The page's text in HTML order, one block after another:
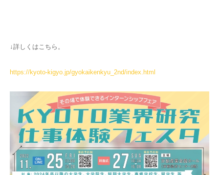
↓詳しくはこちら。
https://kyoto-kigyo.jp/gyokaikenkyu_2nd/index.html